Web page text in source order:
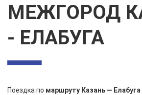
МЕЖГОРОД
- ЕЛАБУГА
Поездка по маршруту Казань — Елабуга